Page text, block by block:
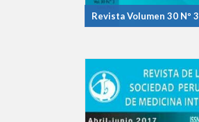
Revista Volumen 30 Nº 3